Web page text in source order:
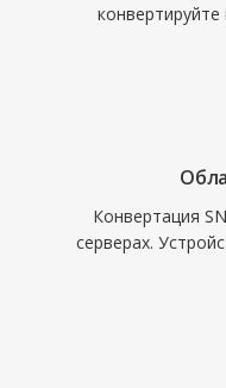
Конвертация
серверах.